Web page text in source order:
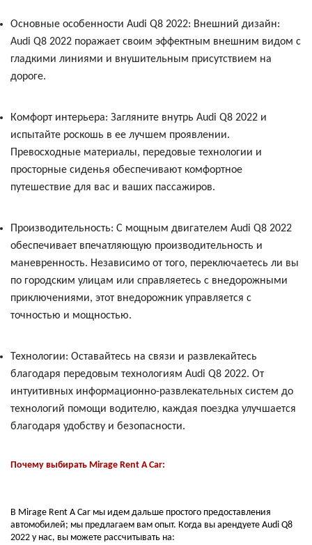
Основные особенности Audi Q8 2022: Внешний дизайн:
Audi Q8 2022 поражает своим эффектным внешним видом с
гладкими линиями и внушительным присутствием на
дороге.
Комфорт интерьера: Загляните внутрь Audi Q8 2022 и
испытайте роскошь в ее лучшем проявлении.
Превосходные материалы, передовые технологии и
просторные сиденья обеспечивают комфортное
путешествие для вас и ваших пассажиров.
Производительность: С мощным двигателем Audi Q8 2022
обеспечивает впечатляющую производительность и
маневренность. Независимо от того, переключаетесь ли вы
по городским улицам или справляетесь с внедорожными
приключениями, этот внедорожник управляется с
точностью и мощностью.
Технологии: Оставайтесь на связи и развлекайтесь
благодаря передовым технологиям Audi Q8 2022. От
интуитивных информационно-развлекательных систем до
технологий помощи водителю, каждая поездка улучшается
благодаря удобству и безопасности.
Почему выбирать Mirage Rent A Car:
В Mirage Rent A Car мы идем дальше простого предоставления
автомобилей; мы предлагаем вам опыт. Когда вы арендуете Audi Q8
2022 у нас, вы можете рассчитывать на: